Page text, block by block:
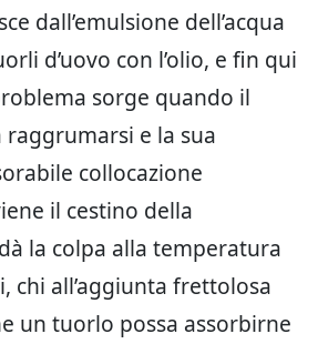
dall’emulsione dell’acqua
d’uovo con l’olio, e fin qui
sorge quando il
e la sua
collocazione
il cestino della
la colpa alla temperatura
chi all’aggiunta frettolosa
un tuorlo possa assorbirne